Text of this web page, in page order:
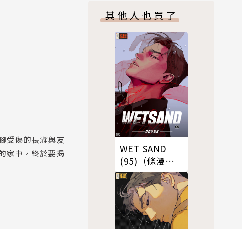
受傷的長瀞與友
家中，終於要揭
其他人也買了
WET SAND
(95)（條漫
版）